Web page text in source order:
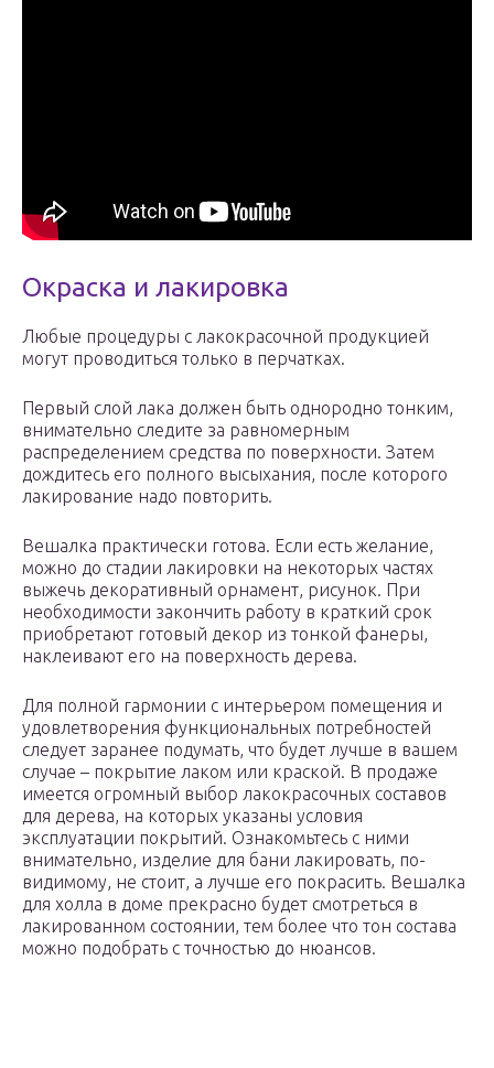
Окраска и лакировка
Любые процедуры с лакокрасочной продукцией
могут проводиться только в перчатках.
Первый слой лака должен быть однородно тонким,
внимательно следите за равномерным
распределением средства по поверхности. Затем
дождитесь его полного высыхания, после которого
лакирование надо повторить.
Вешалка практически готова. Если есть желание,
можно до стадии лакировки на некоторых частях
выжечь декоративный орнамент, рисунок. При
необходимости закончить работу в краткий срок
приобретают готовый декор из тонкой фанеры,
наклеивают его на поверхность дерева.
Для полной гармонии с интерьером помещения и
удовлетворения функциональных потребностей
следует заранее подумать, что будет лучше в вашем
случае – покрытие лаком или краской. В продаже
имеется огромный выбор лакокрасочных составов
для дерева, на которых указаны условия
эксплуатации покрытий. Ознакомьтесь с ними
внимательно, изделие для бани лакировать, по-
видимому, не стоит, а лучше его покрасить. Вешалка
для холла в доме прекрасно будет смотреться в
лакированном состоянии, тем более что тон состава
можно подобрать с точностью до нюансов.